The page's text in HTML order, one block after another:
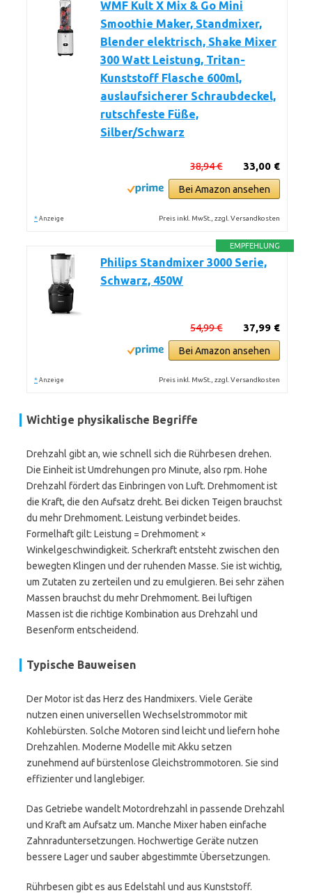
WMF Kult X Mix & Go Mini
Smoothie Maker, Standmixer,
Blender elektrisch, Shake Mixer
300 Watt Leistung, Tritan-
Kunststoff Flasche 600ml,
auslaufsicherer Schraubdeckel,
rutschfeste Füße,
Silber/Schwarz
33,00 €
38,94 €
Bei Amazon ansehen
* Anzeige Preis inkl. MwSt., zzgl. Versandkosten
EMPFEHLUNG
Philips Standmixer 3000 Serie,
Schwarz, 450W
37,99 €
54,99 €
Bei Amazon ansehen
* Anzeige Preis inkl. MwSt., zzgl. Versandkosten
Wichtige physikalische Begriffe
Drehzahl gibt an, wie schnell sich die Rührbesen drehen.
Die Einheit ist Umdrehungen pro Minute, also rpm. Hohe
Drehzahl fördert das Einbringen von Luft. Drehmoment ist
die Kraft, die den Aufsatz dreht. Bei dicken Teigen brauchst
du mehr Drehmoment. Leistung verbindet beides.
Formelhaft gilt: Leistung = Drehmoment ×
Winkelgeschwindigkeit. Scherkraft entsteht zwischen den
bewegten Klingen und der ruhenden Masse. Sie ist wichtig,
um Zutaten zu zerteilen und zu emulgieren. Bei sehr zähen
Massen brauchst du mehr Drehmoment. Bei luftigen
Massen ist die richtige Kombination aus Drehzahl und
Besenform entscheidend.
Typische Bauweisen
Der Motor ist das Herz des Handmixers. Viele Geräte
nutzen einen universellen Wechselstrommotor mit
Kohlebürsten. Solche Motoren sind leicht und liefern hohe
Drehzahlen. Moderne Modelle mit Akku setzen
zunehmend auf bürstenlose Gleichstrommotoren. Sie sind
effizienter und langlebiger.
Das Getriebe wandelt Motordrehzahl in passende Drehzahl
und Kraft am Aufsatz um. Manche Mixer haben einfache
Zahnraduntersetzungen. Hochwertige Geräte nutzen
bessere Lager und sauber abgestimmte Übersetzungen.
Rührbesen gibt es aus Edelstahl und aus Kunststoff.